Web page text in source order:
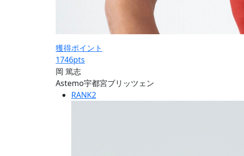
獲得ポイント
1746pts
岡 篤志
Astemo宇都宮ブリッツェン
RANK2